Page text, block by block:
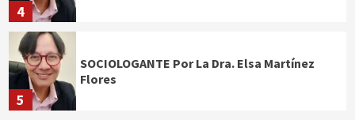
4
5
SOCIOLOGANTE Por La Dra. Elsa Martínez
Flores